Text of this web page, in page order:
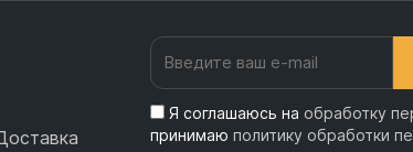
Я соглашаюсь на обработку
принимаю политику обработки